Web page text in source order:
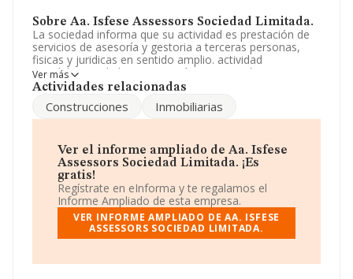
Sobre Aa. Isfese Assessors Sociedad Limitada.
La sociedad informa que su actividad es prestación de
servicios de asesoría y gestoria a terceras personas,
fisicas y juridicas en sentido amplio. actividad
inmobiliaria y de la construcción en general. La empresa
está registrada como Sociedad Limitada. Clasifica su
actividad de importación y/o exportación.
La sociedadAa. Isfese Assessors Sociedad
Limitada, B43875525, está situada en Calle Viella núm.
36 Plt 1, (43820), en el municipio de Calafell, en
Tarragona, Cataluña.
En base a la información de la que dispone INFORMA
sobre 188.948 compañías, a nivel nacional la facturación
promedio de facturación de 194 mil euros entre todas
Ver más
Actividades relacionadas
Construcciones Inmobiliarias
Ver el informe ampliado de Aa. Isfese
Assessors Sociedad Limitada. ¡Es
gratis!
Regístrate en eInforma y te regalamos el
Informe Ampliado de esta empresa.
VER INFORME AMPLIADO DE AA. ISFESE
ASSESSORS SOCIEDAD LIMITADA.